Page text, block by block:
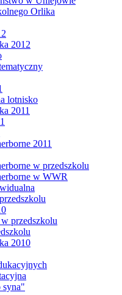
Orlika
2012
lotnisko
2011
2011
w przedszkolu
w WWR
przedszkolu
2010
syna"